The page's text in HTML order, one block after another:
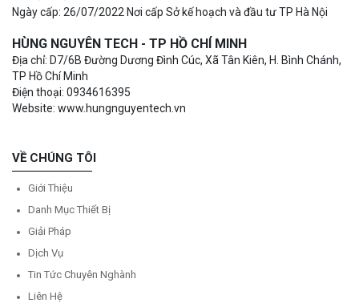
Ngày cấp: 26/07/2022 Nơi cấp Sở kế hoạch và đầu tư TP Hà Nội
HÙNG NGUYÊN TECH - TP HỒ CHÍ MINH
Địa chỉ: D7/6B Đường Dương Đình Cúc, Xã Tân Kiên, H. Bình Chánh,
TP Hồ Chí Minh
Điện thoại: 0934616395
Website: www.hungnguyentech.vn
VỀ CHÚNG TÔI
Giới Thiệu
Danh Mục Thiết Bị
Giải Pháp
Dịch Vụ
Tin Tức Chuyên Nghành
Liên Hệ